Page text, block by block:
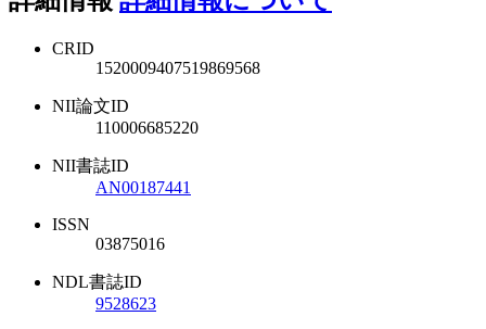
CRID
1520009407519869568
NII論文ID
110006685220
NII書誌ID
AN00187441
ISSN
03875016
NDL書誌ID
9528623